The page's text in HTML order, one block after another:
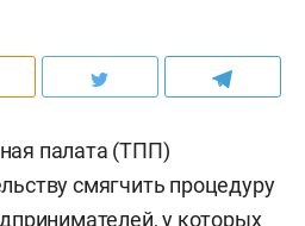
палата (ТПП)
смягчить процедуру
у которых